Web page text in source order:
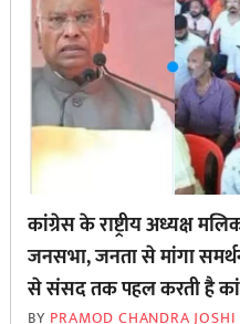
कांग्रेस के राष्ट्रीय अध्यक्ष
जनसभा, जनता से मांगा
से ‌संसद तक पहल करती है
BY PRAMOD CHANDRA JOSHI